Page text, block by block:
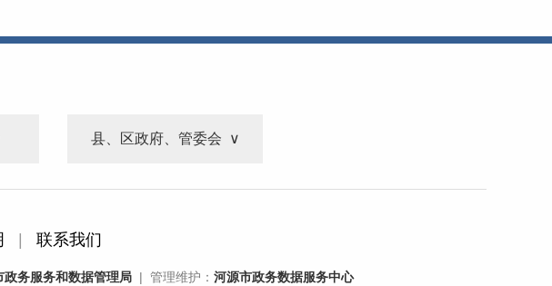
县、区政府、管委会
联系我们
政务服务和数据管理局 | 管理维护： 河源市政务数据服务中心